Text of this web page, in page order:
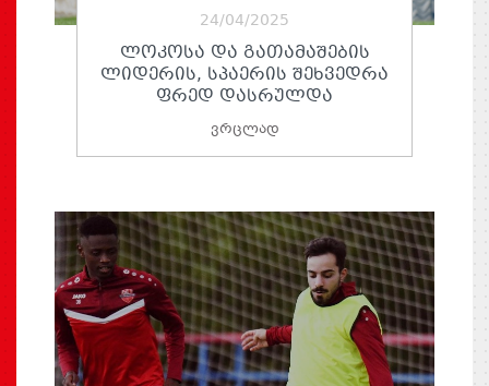
24/04/2025
ᲚᲝᲙᲝᲡᲐ ᲓᲐ ᲒᲐᲗᲐᲛᲐᲨᲔᲑᲘᲡ
ᲚᲘᲓᲔᲠᲘᲡ, ᲡᲞᲐᲔᲠᲘᲡ ᲨᲔᲮᲕᲔᲓᲠᲐ
ᲤᲠᲔᲓ ᲓᲐᲡᲠᲣᲚᲓᲐ
ვრცლად